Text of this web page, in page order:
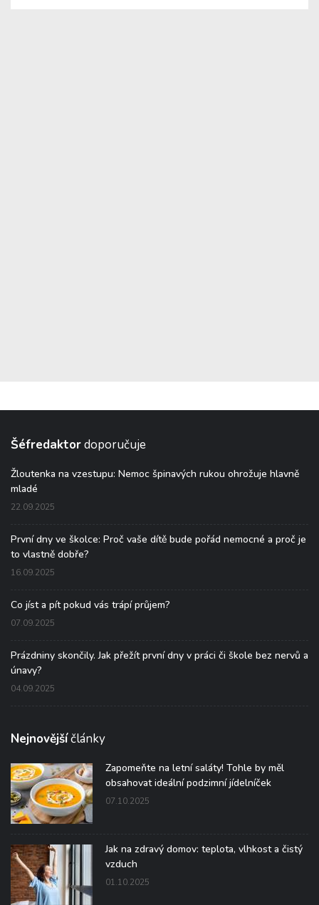
Šéfredaktordoporučuje
Žloutenka na vzestupu: Nemoc špinavých rukou ohrožuje hlavně
mladé
22.09.2025
První dny ve školce: Proč vaše dítě bude pořád nemocné a proč je
to vlastně dobře?
16.09.2025
Co jíst a pít pokud vás trápí průjem?
07.09.2025
Prázdniny skončily. Jak přežít první dny v práci či škole bez nervů a
únavy?
04.09.2025
Nejnovějšíčlánky
Zapomeňte na letní saláty! Tohle by měl
obsahovat ideální podzimní jídelníček
07.10.2025
Jak na zdravý domov: teplota, vlhkost a čistý
vzduch
01.10.2025